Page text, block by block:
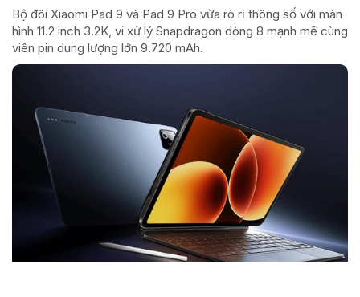
Bộ đôi Xiaomi Pad 9 và Pad 9 Pro vừa rò rỉ thông số với màn
hình 11.2 inch 3.2K, vi xử lý Snapdragon dòng 8 mạnh mẽ cùng
viên pin dung lượng lớn 9.720 mAh.